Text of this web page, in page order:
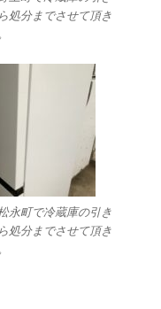
処分までさせて頂き
永町で冷蔵庫の引き
処分までさせて頂き